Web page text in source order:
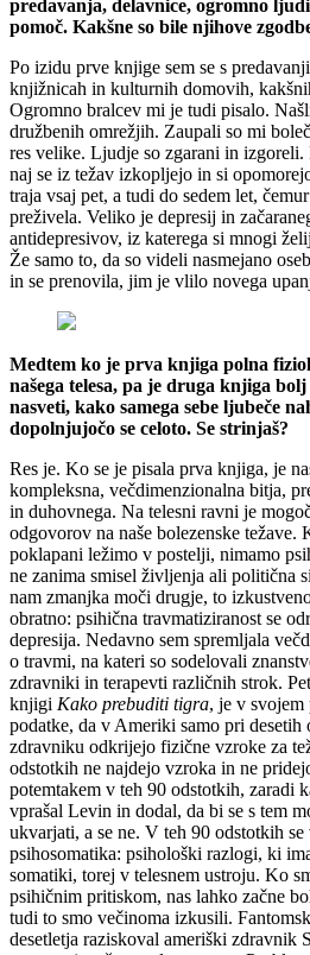
predavanja, delavnice, ogromno
pomoč. Kakšne so bile njihove
Po izidu prve knjige sem se s
knjižnicah in kulturnih domovih,
Ogromno bralcev mi je tudi pisalo.
družbenih omrežjih. Zaupali so mi
res velike. Ljudje so zgarani in
naj se iz težav izkopljejo in si
traja vsaj pet, a tudi do sedem let,
preživela. Veliko je depresij in
antidepresivov, iz katerega si mnogi
Že samo to, da so videli nasmejano
in se prenovila, jim je vlilo novega
Medtem ko je prva knjiga polna
našega telesa, pa je druga knjiga
nasveti, kako samega sebe ljubeče
dopolnjujočo se celoto. Se strinjaš?
Res je. Ko se je pisala prva knjiga, je
kompleksna, večdimenzionalna bitja,
in duhovnega. Na telesni ravni je
odgovorov na naše bolezenske
poklapani ležimo v postelji, nimamo
ne zanima smisel življenja ali politična
nam zmanjka moči drugje, to
obratno: psihična travmatiziranost se
depresija. Nedavno sem spremljala
o travmi, na kateri so sodelovali
zdravniki in terapevti različnih strok.
knjigi Kako prebuditi tigra, je v svojem
podatke, da v Ameriki samo pri
zdravniku odkrijejo fizične vzroke za
odstotkih ne najdejo vzroka in ne
potemtakem v teh 90 odstotkih, zaradi
vprašal Levin in dodal, da bi se s tem
ukvarjati, a se ne. V teh 90 odstotkih
psihosomatika: psihološki razlogi, ki
somatiki, torej v telesnem ustroju. Ko
psihičnim pritiskom, nas lahko začne
tudi to smo večinoma izkusili.
desetletja raziskoval ameriški zdravnik